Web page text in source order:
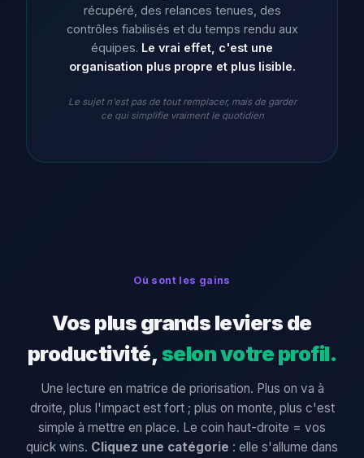
récupéré, des relances tenues, des
contrôles fiabilisés et du temps rendu aux
équipes. Le vrai effet, c'est une
organisation plus propre et plus lisible.
Le sujet n'est pas de tout remplacer, mais de garder
ce qui simplifie vraiment le quotidien
Où sont les gains
Vos plus grands leviers de
productivité, selon votre profil.
Une lecture en matrice de priorisation. Plus on va à
droite, plus l'impact est fort ; plus on monte, plus c'est
simple à mettre en place. Le coin haut-droite = vos
quick wins. Cliquez une catégorie : elle s'allume dans